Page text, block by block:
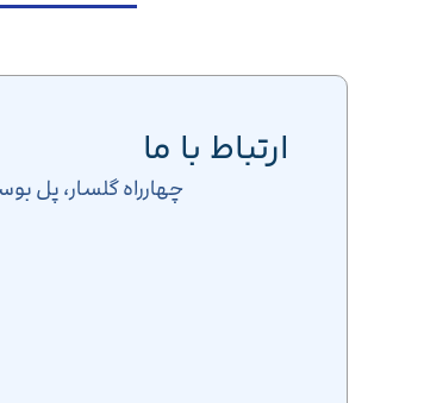
ارتباط با ما
چهارراه گلسار، پل